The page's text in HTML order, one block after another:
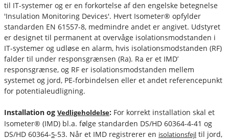
til IT-systemer og er en forkortelse af den engelske betegnelse
'Insulation Monitoring Devices'. Hvert Isometer® opfylder
standarden EN 61557-8, medmindre andet er angivet. Udstyret
er designet til permanent at overvåge isolationsmodstanden i
IT-systemer og udløse en alarm, hvis isolationsmodstanden (RF)
falder til under responsgrænsen (Ra). Ra er et IMD’
responsgrænse, og RF er isolationsmodstanden mellem
systemet og jord, PE-forbindelsen eller et andet referencepunkt
for potentialeudligning.
Installation og Vedligeholdelse: For korrekt installation skal et
Isometer® (IMD) bl.a. følge standarden DS/HD 60364-4-41 og
DS/HD 60364-5-53. Når et IMD registrerer en isolationsfejl til jord,